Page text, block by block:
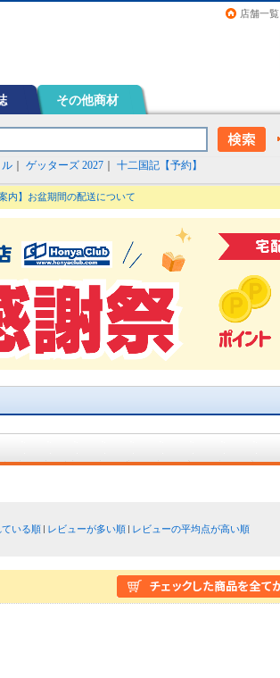
店舗一覧
その他商材
ゲッターズ 2027 十二国記【予約】
案内】お盆期間の配送について
ている順 レビューが多い順
レビューの平均点が高い順